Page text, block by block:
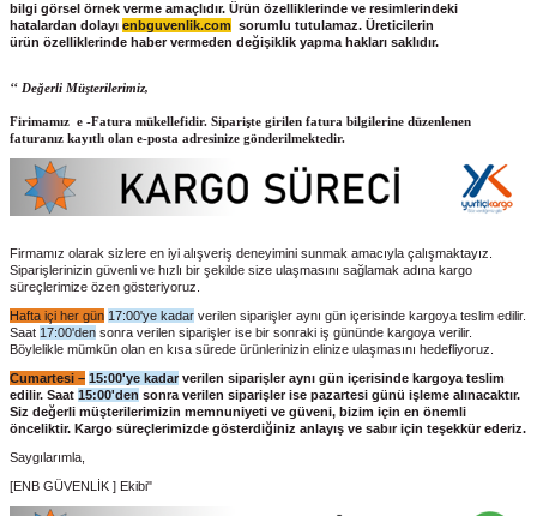
bilgi görsel örnek verme amaçlıdır. Ürün özelliklerinde ve resimlerindeki
hatalardan dolayı enbguvenlik.com sorumlu tutulamaz. Üreticilerin
ürün özelliklerinde haber vermeden değişiklik yapma hakları saklıdır.
‘‘ Değerli Müşterilerimiz,
Firimamız e -Fatura mükellefidir. Siparişte girilen fatura bilgilerine düzenlenen
faturanız kayıtlı olan e-posta adresinize gönderilmektedir.
Firmamız olarak sizlere en iyi alışveriş deneyimini sunmak amacıyla çalışmaktayız.
Siparişlerinizin güvenli ve hızlı bir şekilde size ulaşmasını sağlamak adına kargo
süreçlerimize özen gösteriyoruz.
Hafta içi her gün 17:00'ye kadar verilen siparişler aynı gün içerisinde kargoya teslim edilir.
Saat 17:00'den sonra verilen siparişler ise bir sonraki iş gününde kargoya verilir.
Böylelikle mümkün olan en kısa sürede ürünlerinizin elinize ulaşmasını hedefliyoruz.
Cumartesi – 15:00'ye kadarverilen siparişler aynı gün içerisinde kargoya teslim
edilir. Saat 15:00'den sonra verilen siparişler ise pazartesi günü işleme alınacaktır.
Siz değerli müşterilerimizin memnuniyeti ve güveni, bizim için en önemli
önceliktir. Kargo süreçlerimizde gösterdiğiniz anlayış ve sabır için teşekkür ederiz.
Saygılarımla,
[ENB GÜVENLİK ] Ekibi"